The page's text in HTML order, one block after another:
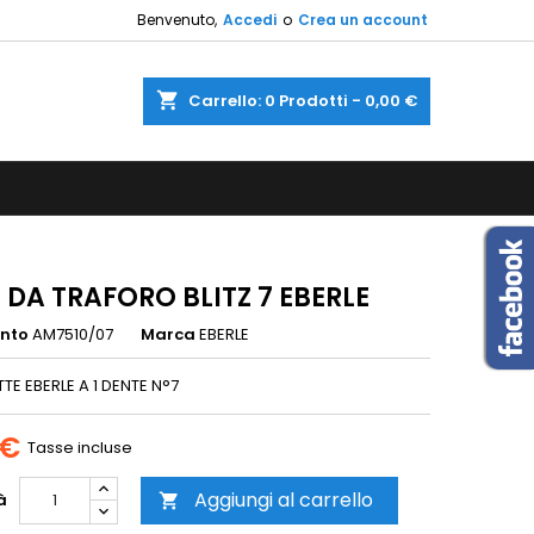
Benvenuto, Accedi o Crea un account
shopping_cart Carrello: 0 Prodotti - 0,00 €
TRAFORO BLITZ 7 EBERLE
AM7510/07 Marca EBERLE
EBERLE A 1 DENTE N°7
Tasse incluse
 Aggiungi al carrello